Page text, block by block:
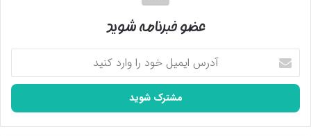
عضو خبرنامه شوید
آدرس
ایمیل
خود
وارد
کنید